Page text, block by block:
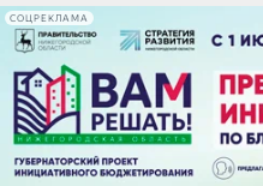
СОЦРЕКЛАМА